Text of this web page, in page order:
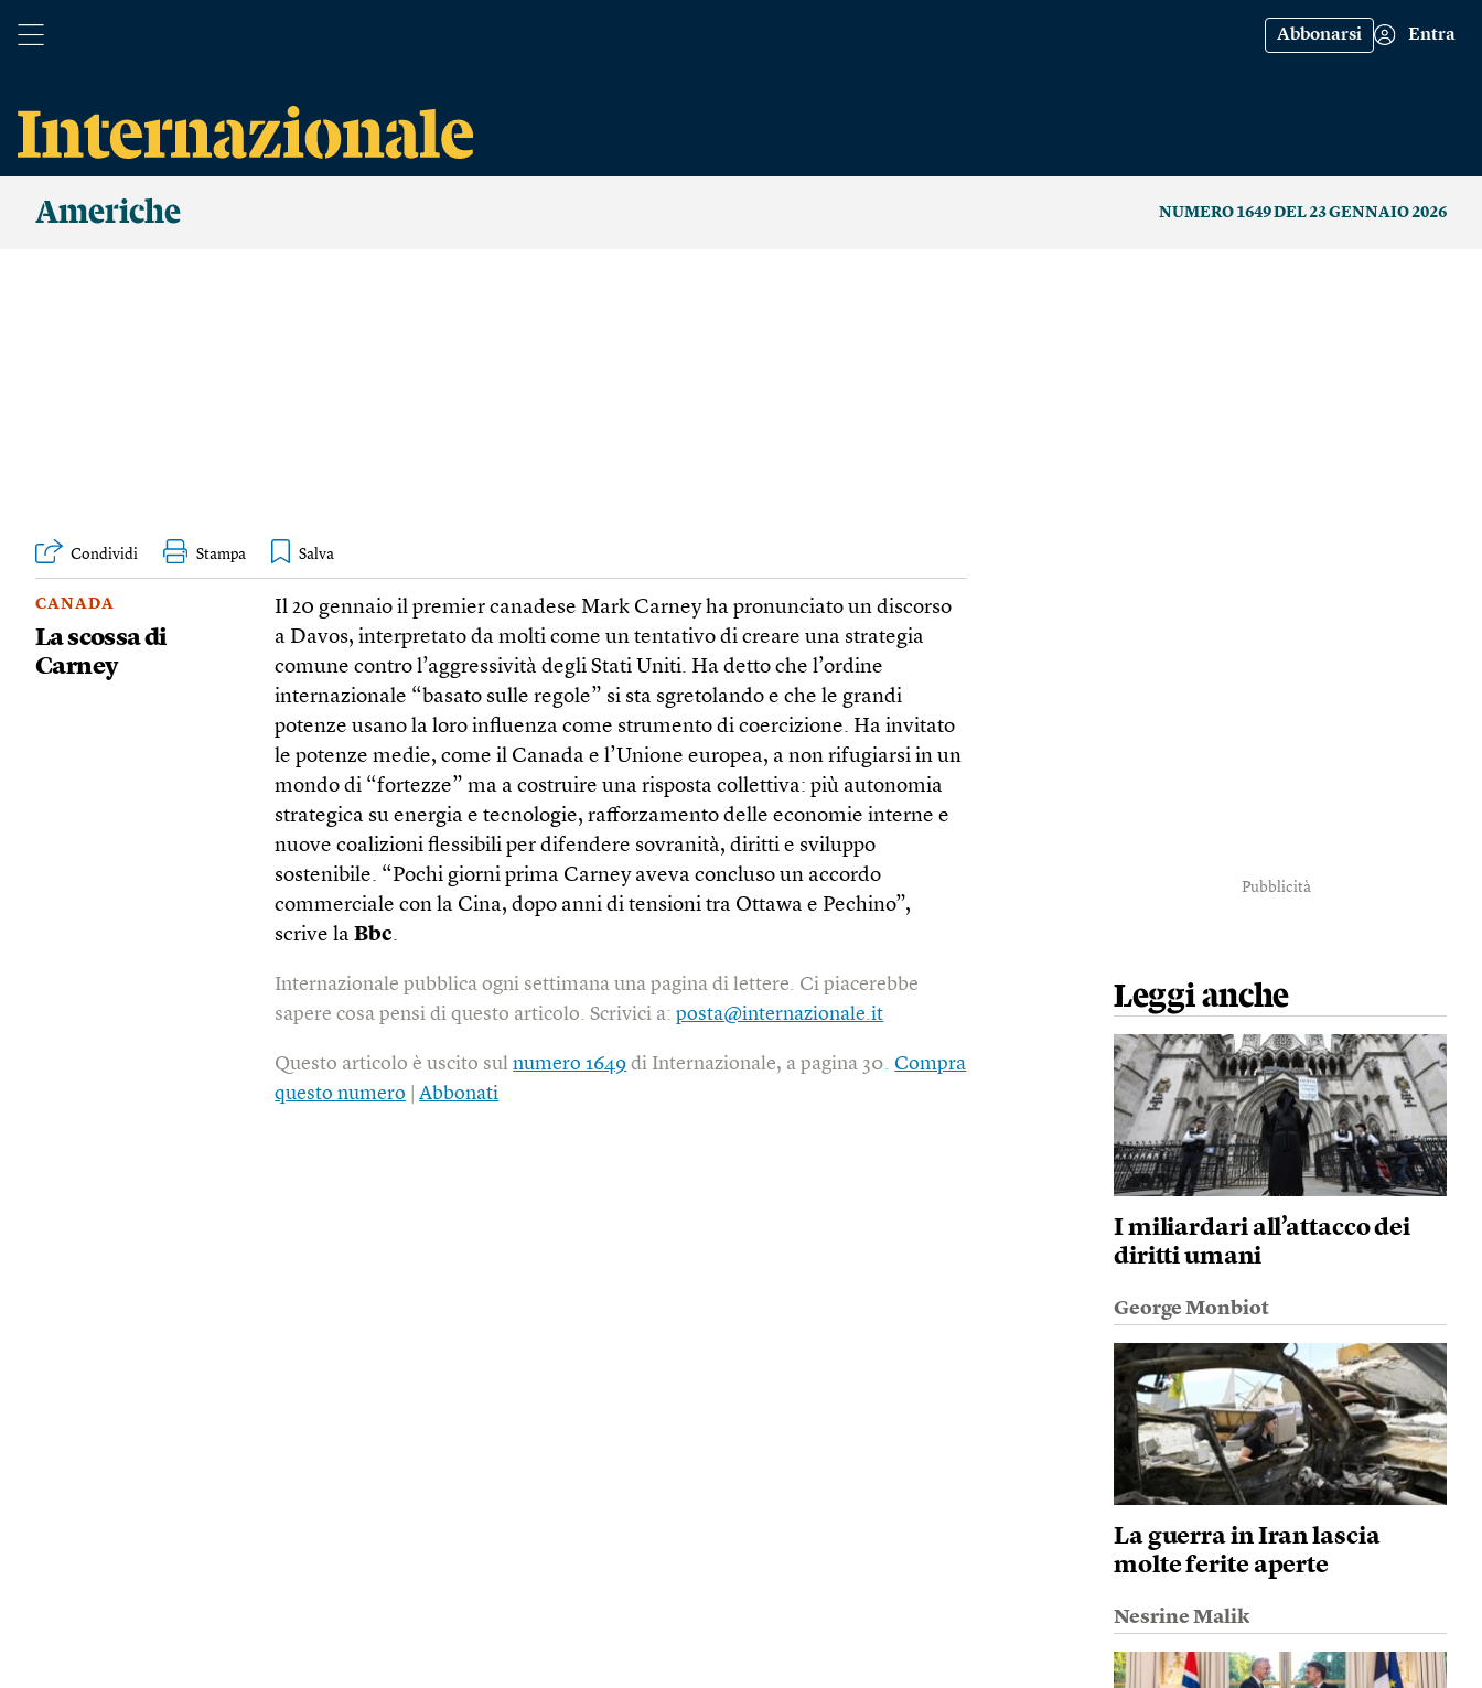
Abbonarsi Entra
Americhe NUMERO 1649 DEL 23 GENNAIO 2026
Condividi Stampa
CANADA
La scossa di
Carney
Il 20 gennaio il premier canadese Mark Carney ha pronunciato un discorso
a Davos, interpretato da molti come un tentativo di creare una strategia
comune contro l’aggressività degli Stati Uniti. Ha detto che l’ordine
internazionale “basato sulle regole” si sta sgretolando e che le grandi
potenze usano la loro influenza come strumento di coercizione. Ha invitato
le potenze medie, come il Canada e l’Unione europea, a non rifugiarsi in un
mondo di “fortezze” ma a costruire una risposta collettiva: più autonomia
strategica su energia e tecnologie, rafforzamento delle economie interne e
nuove coalizioni flessibili per difendere sovranità, diritti e sviluppo
sostenibile. “Pochi giorni prima Carney aveva concluso un accordo
commerciale con la Cina, dopo anni di tensioni tra Ottawa e Pechino”,
scrive laBbc.
Internazionale pubblica ogni settimana una pagina di lettere. Ci piacerebbe
sapere cosa pensi di questo articolo. Scrivici a:posta@internazionale.it
Questo articolo è uscito sulnumero 1649 di Internazionale, a pagina 30.Compra
questo numero |Abbonati
Pubblicità
Leggi anche
I miliardari all’attacco dei
diritti umani
George Monbiot
La guerra in Iran lascia
molte ferite aperte
Nesrine Malik